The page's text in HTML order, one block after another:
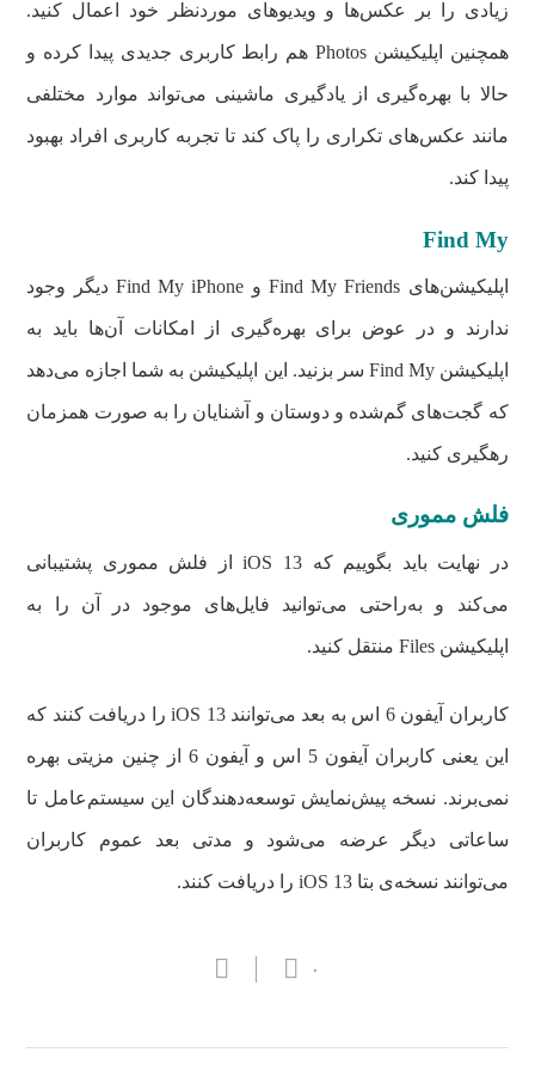
زیادی را بر عکس‌ها و ویدیوهای موردنظر خود اعمال کنید.
همچنین اپلیکیشن Photos هم رابط کاربری جدیدی پیدا کرده و
حالا با بهره‌گیری از یادگیری ماشینی می‌تواند موارد مختلفی
مانند عکس‌های تکراری را پاک کند تا تجربه کاربری افراد بهبود
پیدا کند.
Find My
اپلیکیشن‌های Find My Friends و Find My iPhone دیگر وجود
ندارند و در عوض برای بهره‌گیری از امکانات آن‌ها باید به
اپلیکیشن Find My سر بزنید. این اپلیکیشن به شما اجازه می‌دهد
که گجت‌های گم‌شده و دوستان و آشنایان را به صورت همزمان
رهگیری کنید.
فلش مموری
در نهایت باید بگوییم که iOS 13 از فلش مموری پشتیبانی
می‌کند و به‌راحتی می‌توانید فایل‌های موجود در آن را به
اپلیکیشن Files منتقل کنید.
کاربران آیفون 6 اس به بعد می‌توانند iOS 13 را دریافت کنند که
این یعنی کاربران آیفون 5 اس و آیفون 6 از چنین مزیتی بهره
نمی‌برند. نسخه پیش‌نمایش توسعه‌دهندگان این سیستم‌عامل تا
ساعاتی دیگر عرضه می‌شود و مدتی بعد عموم کاربران
می‌توانند نسخه‌ی بتا iOS 13 را دریافت کنند.
۰